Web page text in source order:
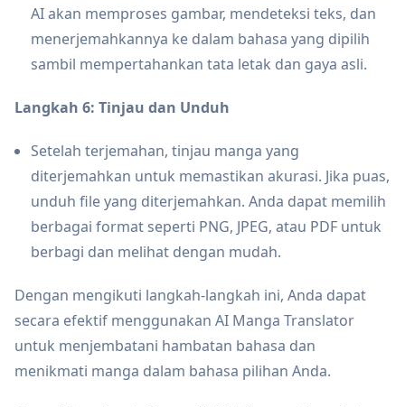
AI akan memproses gambar, mendeteksi teks, dan
menerjemahkannya ke dalam bahasa yang dipilih
sambil mempertahankan tata letak dan gaya asli.
Langkah 6: Tinjau dan Unduh
Setelah terjemahan, tinjau manga yang
diterjemahkan untuk memastikan akurasi. Jika puas,
unduh file yang diterjemahkan. Anda dapat memilih
berbagai format seperti PNG, JPEG, atau PDF untuk
berbagi dan melihat dengan mudah.
Dengan mengikuti langkah-langkah ini, Anda dapat
secara efektif menggunakan AI Manga Translator
untuk menjembatani hambatan bahasa dan
menikmati manga dalam bahasa pilihan Anda.